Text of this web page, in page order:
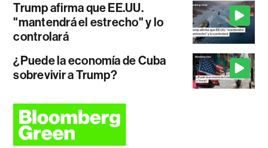
Trump afirma que EE.UU.
"mantendrá el estrecho" y lo
controlará
¿Puede la economía de Cuba
sobrevivir a Trump?